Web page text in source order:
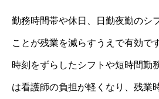
勤務時間帯や休日、日勤夜勤のシ
ことが残業を減らすうえで有効で
時刻をずらしたシフトや短時間勤
は看護師の負担が軽くなり、残業